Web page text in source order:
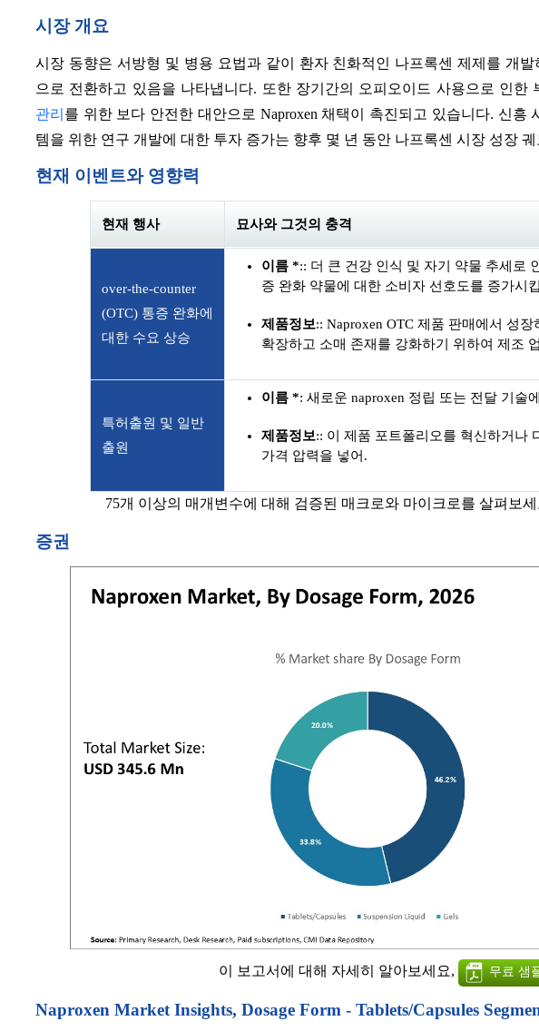
시장 개요
시장 동향은 서방형 및 병용 요법과 같이 환자 친화적인 나프록센 제제를 개
으로 전환하고 있음을 나타냅니다. 또한 장기간의 오피오이드 사용으로 인한
관리 를 위한 보다 안전한 대안으로 Naproxen 채택이 촉진되고 있습니다. 신흥
템을 위한 연구 개발에 대한 투자 증가는 향후 몇 년 동안 나프록센 시장 성장
현재 이벤트와 영향력
현재 행사 묘사와 그것의 충격
over-the-counter
(OTC) 통증 완화에
대한 수요 상승
이름 *:: 더 큰 건강 인식 및 자기 약물 추세로
증 완화 약물에 대한 소비자 선호도를 증가시
제품정보:: Naproxen OTC 제품 판매에서 성
확장하고 소매 존재를 강화하기 위하여 제조
특허출원 및 일반
출원
이름 *: 새로운 naproxen 정립 또는 전달 기술
제품정보:: 이 제품 포트폴리오를 혁신하거나
가격 압력을 넣어.
75개 이상의 매개변수에 대해 검증된 매크로와 마이크로를 살펴보세
증권
이 보고서에 대해 자세히 알아보세요, 무료 샘
Naproxen Market Insights, Dosage Form - Tablets/Capsules